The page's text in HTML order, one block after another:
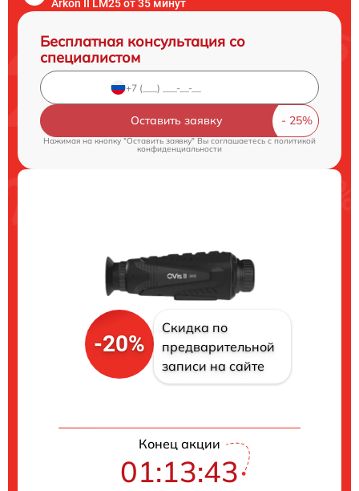
Arkon II LM25 от 35 минут
Бесплатная консультация со
специалистом
Оставить заявку
Нажимая на кнопку "Оставить заявку" Вы соглашаетесь c политикой
конфиденциальности
-20%
Скидка по
предварительной
записи на сайте
Конец акции
01:13:42